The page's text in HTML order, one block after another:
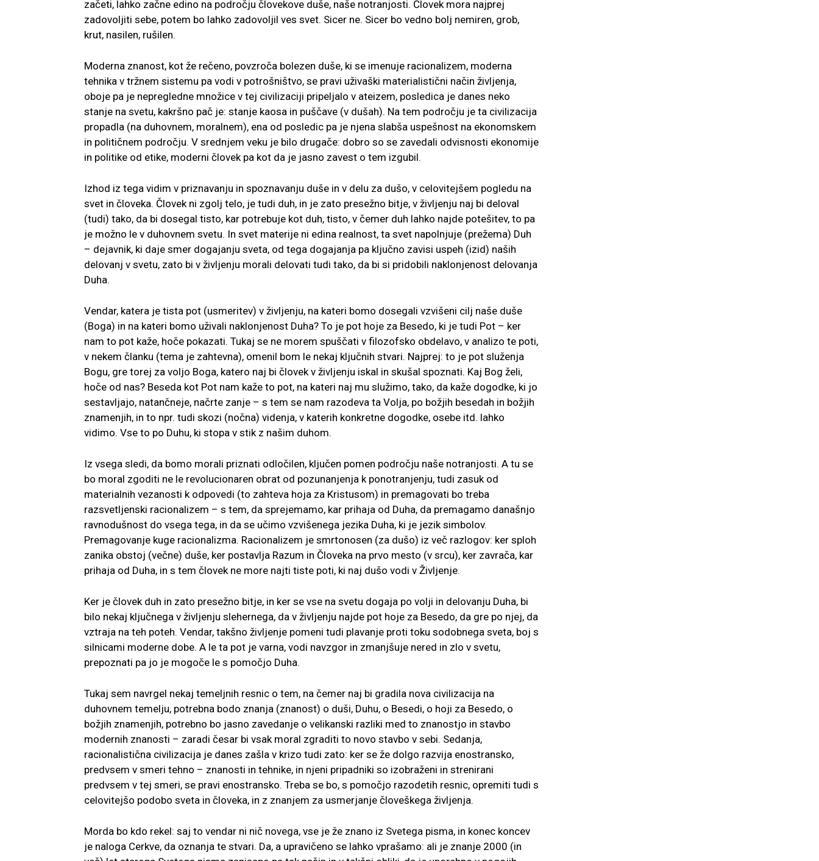
začeti, lahko začne edino na področju človekove duše, naše notranjosti. Človek mora najprej
zadovoljiti sebe, potem bo lahko zadovoljil ves svet. Sicer ne. Sicer bo vedno bolj nemiren, grob,
krut, nasilen, rušilen.
Moderna znanost, kot že rečeno, povzroča bolezen duše, ki se imenuje racionalizem, moderna
tehnika v tržnem sistemu pa vodi v potrošništvo, se pravi uživaški materialistični način življenja,
oboje pa je nepregledne množice v tej civilizaciji pripeljalo v ateizem, posledica je danes neko
stanje na svetu, kakršno pač je: stanje kaosa in puščave (v dušah). Na tem področju je ta civilizacija
propadla (na duhovnem, moralnem), ena od posledic pa je njena slabša uspešnost na ekonomskem
in političnem področju. V srednjem veku je bilo drugače: dobro so se zavedali odvisnosti ekonomije
in politike od etike, moderni človek pa kot da je jasno zavest o tem izgubil.
Izhod iz tega vidim v priznavanju in spoznavanju duše in v delu za dušo, v celovitejšem pogledu na
svet in človeka. Človek ni zgolj telo, je tudi duh, in je zato presežno bitje, v življenju naj bi deloval
(tudi) tako, da bi dosegal tisto, kar potrebuje kot duh, tisto, v čemer duh lahko najde potešitev, to pa
je možno le v duhovnem svetu. In svet materije ni edina realnost, ta svet napolnjuje (prežema) Duh
– dejavnik, ki daje smer dogajanju sveta, od tega dogajanja pa ključno zavisi uspeh (izid) naših
delovanj v svetu, zato bi v življenju morali delovati tudi tako, da bi si pridobili naklonjenost delovanja
Duha.
Vendar, katera je tista pot (usmeritev) v življenju, na kateri bomo dosegali vzvišeni cilj naše duše
(Boga) in na kateri bomo uživali naklonjenost Duha? To je pot hoje za Besedo, ki je tudi Pot – ker
nam to pot kaže, hoče pokazati. Tukaj se ne morem spuščati v filozofsko obdelavo, v analizo te poti,
v nekem članku (tema je zahtevna), omenil bom le nekaj ključnih stvari. Najprej: to je pot služenja
Bogu, gre torej za voljo Boga, katero naj bi človek v življenju iskal in skušal spoznati. Kaj Bog želi,
hoče od nas? Beseda kot Pot nam kaže to pot, na kateri naj mu služimo, tako, da kaže dogodke, ki jo
sestavljajo, natančneje, načrte zanje – s tem se nam razodeva ta Volja, po božjih besedah in božjih
znamenjih, in to npr. tudi skozi (nočna) videnja, v katerih konkretne dogodke, osebe itd. lahko
vidimo. Vse to po Duhu, ki stopa v stik z našim duhom.
Iz vsega sledi, da bomo morali priznati odločilen, ključen pomen področju naše notranjosti. A tu se
bo moral zgoditi ne le revolucionaren obrat od pozunanjenja k ponotranjenju, tudi zasuk od
materialnih vezanosti k odpovedi (to zahteva hoja za Kristusom) in premagovati bo treba
razsvetljenski racionalizem – s tem, da sprejemamo, kar prihaja od Duha, da premagamo današnjo
ravnodušnost do vsega tega, in da se učimo vzvišenega jezika Duha, ki je jezik simbolov.
Premagovanje kuge racionalizma. Racionalizem je smrtonosen (za dušo) iz več razlogov: ker sploh
zanika obstoj (večne) duše, ker postavlja Razum in Človeka na prvo mesto (v srcu), ker zavrača, kar
prihaja od Duha, in s tem človek ne more najti tiste poti, ki naj dušo vodi v Življenje.
Ker je človek duh in zato presežno bitje, in ker se vse na svetu dogaja po volji in delovanju Duha, bi
bilo nekaj ključnega v življenju slehernega, da v življenju najde pot hoje za Besedo, da gre po njej, da
vztraja na teh poteh. Vendar, takšno življenje pomeni tudi plavanje proti toku sodobnega sveta, boj s
silnicami moderne dobe. A le ta pot je varna, vodi navzgor in zmanjšuje nered in zlo v svetu,
prepoznati pa jo je mogoče le s pomočjo Duha.
Tukaj sem navrgel nekaj temeljnih resnic o tem, na čemer naj bi gradila nova civilizacija na
duhovnem temelju, potrebna bodo znanja (znanost) o duši, Duhu, o Besedi, o hoji za Besedo, o
božjih znamenjih, potrebno bo jasno zavedanje o velikanski razliki med to znanostjo in stavbo
modernih znanosti – zaradi česar bi vsak moral zgraditi to novo stavbo v sebi. Sedanja,
racionalistična civilizacija je danes zašla v krizo tudi zato: ker se že dolgo razvija enostransko,
predvsem v smeri tehno – znanosti in tehnike, in njeni pripadniki so izobraženi in strenirani
predvsem v tej smeri, se pravi enostransko. Treba se bo, s pomočjo razodetih resnic, opremiti tudi s
celovitejšo podobo sveta in človeka, in z znanjem za usmerjanje človeškega življenja.
Morda bo kdo rekel: saj to vendar ni nič novega, vse je že znano iz Svetega pisma, in konec koncev
je naloga Cerkve, da oznanja te stvari. Da, a upravičeno se lahko vprašamo: ali je znanje 2000 (in